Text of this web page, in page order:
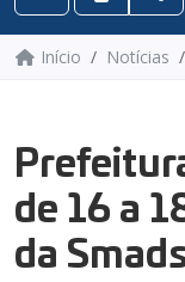
Início Notícias
de 16 a
da